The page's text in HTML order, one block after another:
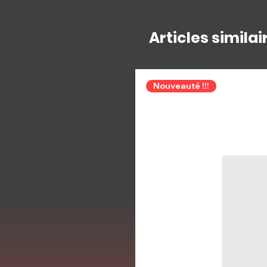
Articles
Nouveauté !!!